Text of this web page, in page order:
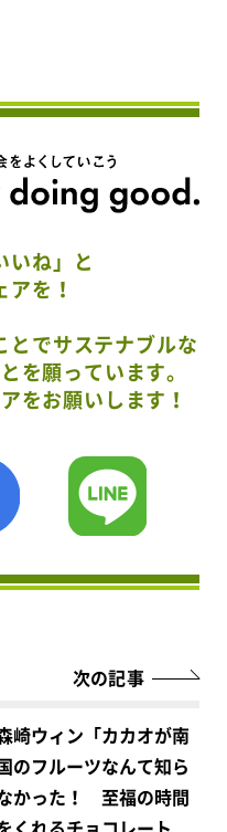
いね」と
を！
とでサステナブルな
を願っています。
をお願いします！
次の記事
崎ウィン「カカオが南
のフルーツなんて知ら
かった！ 至福の時間